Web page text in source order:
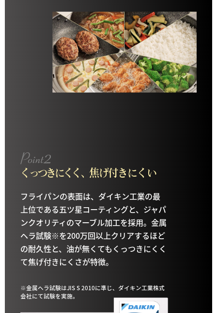
くっつきにくく、 焦げ付きにくい
フライパンの表面は、ダイキン工業の最
上位である五ツ星コーティングと、ジャパ
ンクオリティのマーブル加工を採用。金属
ヘラ試験※を200万回以上クリアするほど
の耐久性と、油が無くてもくっつきにくく
て焦げ付きにくさが特徴。
※金属ヘラ試験はJIS S 2010に準じ、ダイキン工業株式
会社にて試験を実施。